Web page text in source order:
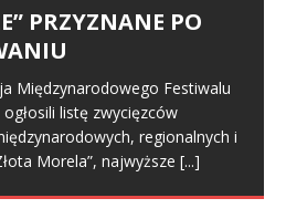
PRZYZNANE PO
Międzynarodowego Festiwalu
listę zwycięzców
regionalnych i
Morela”, najwyższe [...]